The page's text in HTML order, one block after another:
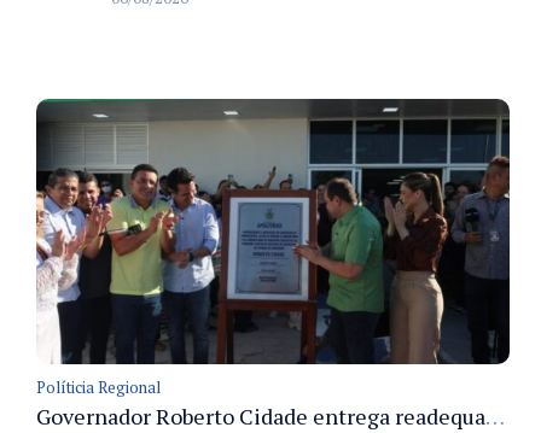
Políticia Regional
Governador Roberto Cidade entrega readequação do ambulatório da FCecon e amplia capacidade de atendimento oncológico em Manaus